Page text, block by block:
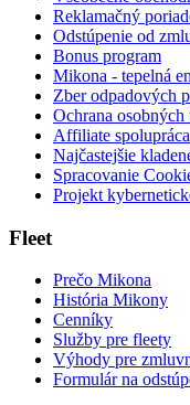
Reklamačný
Odstúpenie od
Bonus program
Mikona - tepelná
Zber odpadových
Ochrana
Affiliate spolupráca
Najčastejšie
Spracovanie
Projekt
Fleet
Prečo Mikona
História Mikony
Cenníky
Služby pre fleety
Výhody pre
Formulár na